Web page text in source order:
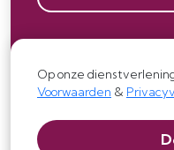
Op onze
Voorwaarden &